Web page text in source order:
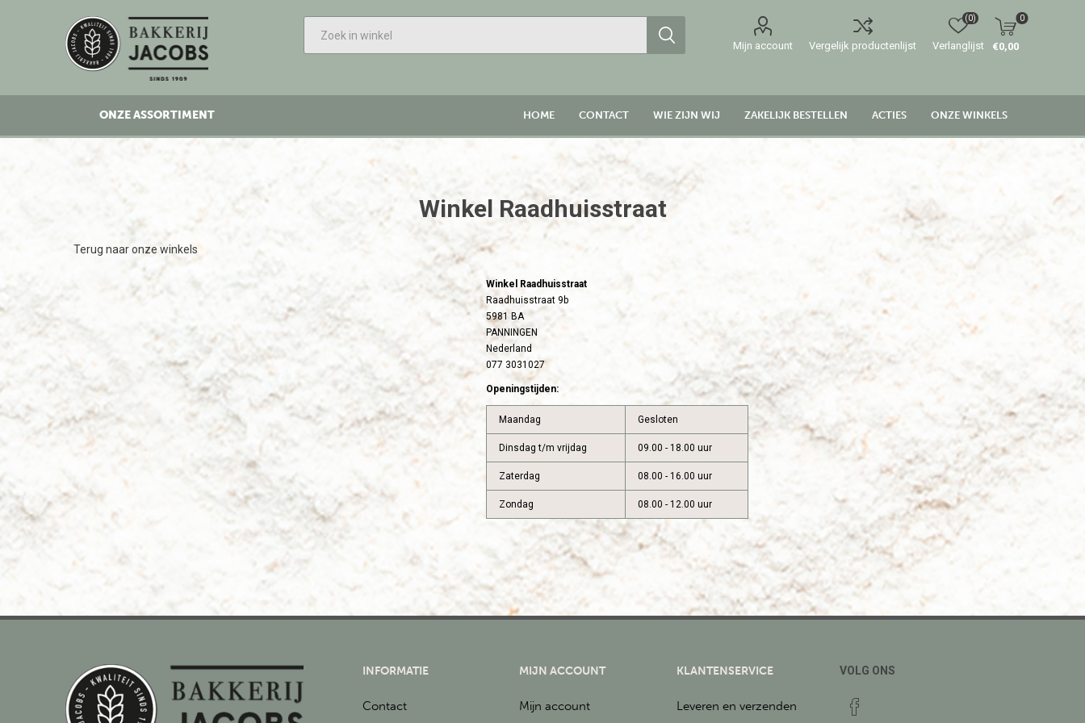
Mijn account Vergelijk productenlijst Verlanglijst
(0) 0
€0,00
ONZE ASSORTIMENT HOME CONTACT WIE ZIJN WIJ ZAKELIJK BESTELLEN ACTIES ONZE WINKELS
Winkel Raadhuisstraat
Terug naar onze winkels
Winkel Raadhuisstraat
Raadhuisstraat 9b
5981 BA
PANNINGEN
Nederland
077 3031027
Openingstijden:
Maandag Gesloten
Dinsdag t/m vrijdag 09.00 - 18.00 uur
Zaterdag 08.00 - 16.00 uur
Zondag 08.00 - 12.00 uur
INFORMATIE
Contact
MIJN ACCOUNT
Mijn account
KLANTENSERVICE
Leveren en verzenden
VOLG ONS